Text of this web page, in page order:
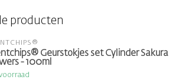
producten
Geurstokjes set Cylinder Sakura
- 100ml